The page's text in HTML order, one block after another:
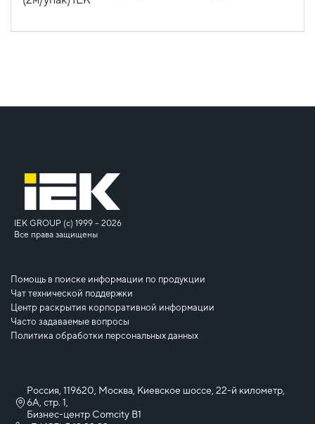
IEK GROUP (c) 1999 – 2026
Все права защищены
Помощь в поиске информации по продукции
Чат технической поддержки
Центр раскрытия корпоративной информации
Часто задаваемые вопросы
Политика обработки персональных данных
Россия, 119620, Москва, Киевское шоссе, 22-й километр,
6А, стр. 1,
Бизнес-центр Comcity B1